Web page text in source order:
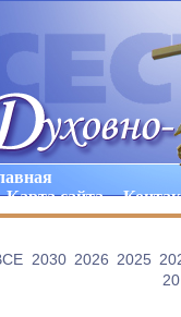
Карта сайта
2030 2026 2025